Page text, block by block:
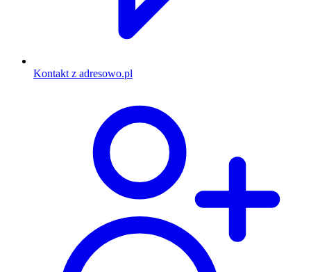
Kontakt z adresowo.pl